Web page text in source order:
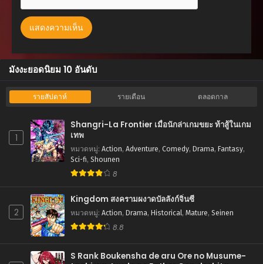
ตอนที่ 41
ตอนที่ 40
สิงหาคม 25, 2025
ตอนที่ 39
ตอนที่ 38
สิงหาคม 25, 2025
สิงหาคม 25, 2025
ตอนที่ 36
สิงหาคม 25, 2025
ตอนที่ 35
สิงหาคม 25, 2025
มังงะยอดนิยม 10 อันดับ
รายสัปดาห์ รายเดือน ตลอดกาล
1
Shangri-La Frontier เมื่อนักล่าเกมขยะ ท้าสู้ในเกม
เทพ
หมวดหมู่: Action, Adventure, Comedy, Drama, Fantasy,
Sci-fi, Shounen
8
2
Kingdom สงครามผงาดบัลลังก์จิ๋นซี
หมวดหมู่: Action, Drama, Historical, Mature, Seinen
8.8
S Rank Boukensha de aru Ore no Musume-